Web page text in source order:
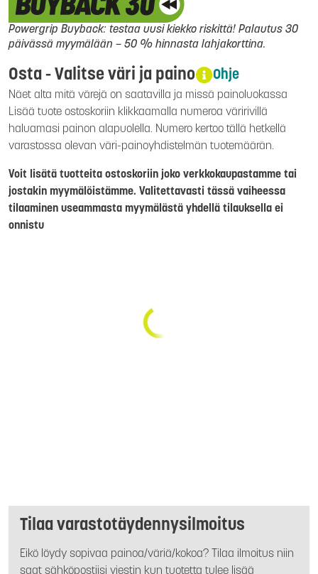
Powergrip Buyback: testaa uusi kiekko riskittä! Palautus 30
päivässä myymälään – 50 % hinnasta lahjakorttina.
Osta - Valitse väri ja paino Ohje
Näet alta mitä värejä on saatavilla ja missä painoluokassa
Lisää tuote ostoskoriin klikkaamalla numeroa väririvillä
haluamasi painon alapuolella. Numero kertoo tällä hetkellä
varastossa olevan väri-painoyhdistelmän tuotemäärän.
Voit lisätä tuotteita ostoskoriin joko verkkokaupastamme tai
jostakin myymälöistämme. Valitettavasti tässä vaiheessa
tilaaminen useammasta myymälästä yhdellä tilauksella ei
onnistu
Tilaa varastotäydennysilmoitus
Eikö löydy sopivaa painoa/väriä/kokoa? Tilaa ilmoitus niin
saat sähköpostiisi viestin kun tuotetta tulee lisää